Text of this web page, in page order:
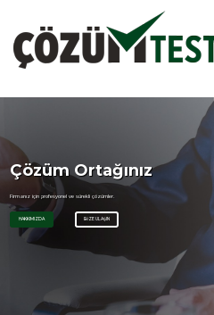
Çözüm Ortağınız
Firmanız için profesyonel ve sürekli çözümler.
HAKKIMIZDA BİZE ULAŞIN